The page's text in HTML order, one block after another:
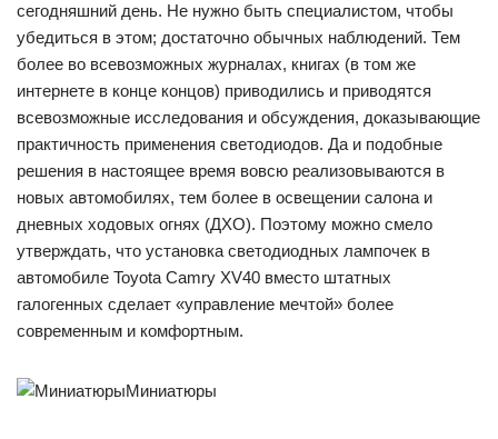
сегодняшний день. Не нужно быть специалистом, чтобы
убедиться в этом; достаточно обычных наблюдений. Тем
более во всевозможных журналах, книгах (в том же
интернете в конце концов) приводились и приводятся
всевозможные исследования и обсуждения, доказывающие
практичность применения светодиодов. Да и подобные
решения в настоящее время вовсю реализовываются в
новых автомобилях, тем более в освещении салона и
дневных ходовых огнях (ДХО). Поэтому можно смело
утверждать, что установка светодиодных лампочек в
автомобиле Toyota Camry XV40 вместо штатных
галогенных сделает «управление мечтой» более
современным и комфортным.
Миниатюры